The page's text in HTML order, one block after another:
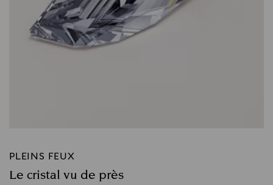
PLEINS FEUX
Le cristal vu de près